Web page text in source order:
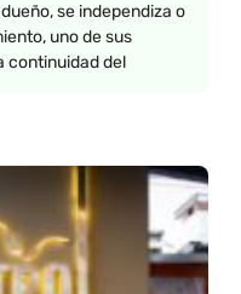
se independiza o
uno de sus
continuidad del